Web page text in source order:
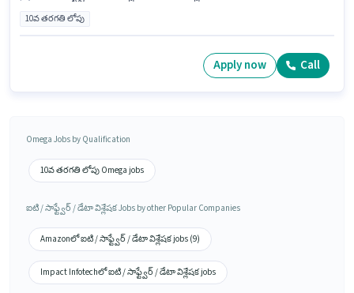
10వ తరగతి లోపు
Apply now Call
Omega Jobs by Qualification
10వ తరగతి లోపు Omega jobs
ఐటి / సాఫ్ట్వేర్ / డేటా విశ్లేషక Jobs by other Popular Companies
Amazonలో ఐటి / సాఫ్ట్వేర్ / డేటా విశ్లేషక jobs (9)
Impact Infotechలో ఐటి / సాఫ్ట్వేర్ / డేటా విశ్లేషక jobs